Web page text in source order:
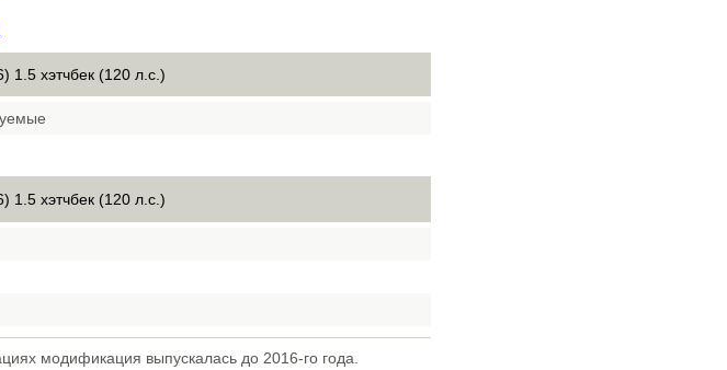
1.5 хэтчбек (120 л.с.)
1.5 хэтчбек (120 л.с.)
модификация выпускалась до 2016-го года.